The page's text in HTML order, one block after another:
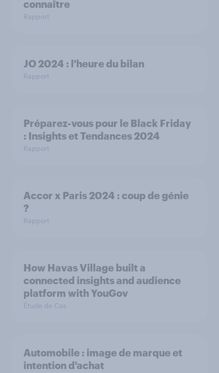
connaître
Rapport
JO 2024 : l'heure du bilan
Rapport
Préparez-vous pour le Black Friday
: Insights et Tendances 2024
Rapport
Accor x Paris 2024 : coup de génie
?
Rapport
How Havas Village built a
connected insights and audience
platform with YouGov
Étude de Cas
Automobile : image de marque et
intention d'achat